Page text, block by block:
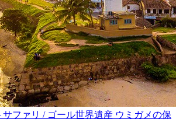
ファリ / ゴール世界遺産 ウミガメの保